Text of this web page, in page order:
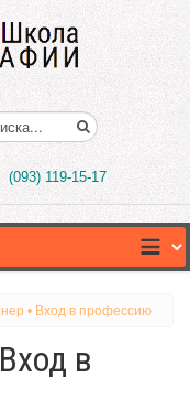
(093) 119-15-17
• Вход в профессию
в